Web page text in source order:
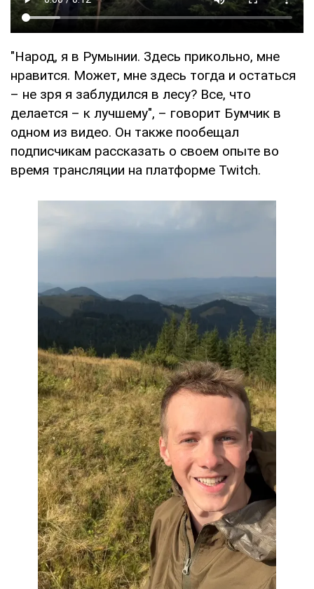
"Народ, я в Румынии. Здесь прикольно, мне
нравится. Может, мне здесь тогда и остаться
– не зря я заблудился в лесу? Все, что
делается – к лучшему", – говорит Бумчик в
одном из видео. Он также пообещал
подписчикам рассказать о своем опыте во
время трансляции на платформе Twitch.